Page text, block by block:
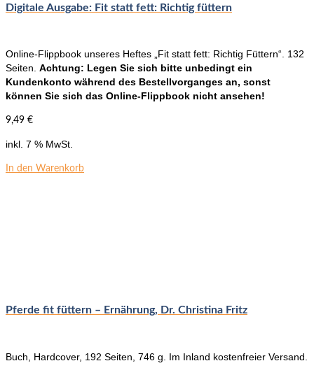
können
gewählt
werden
Digitale Ausgabe: Fit statt fett: Richtig füttern
Online-Flippbook unseres Heftes „Fit statt fett: Richtig Füttern“. 132
Seiten. Achtung: Legen Sie sich bitte unbedingt ein
Kundenkonto während des Bestellvorganges an, sonst
können Sie sich das Online-Flippbook nicht ansehen!
9,49 €
inkl. 7 % MwSt.
In den Warenkorb
Pferde fit füttern – Ernährung, Dr. Christina Fritz
Buch, Hardcover, 192 Seiten, 746 g. Im Inland kostenfreier Versand.